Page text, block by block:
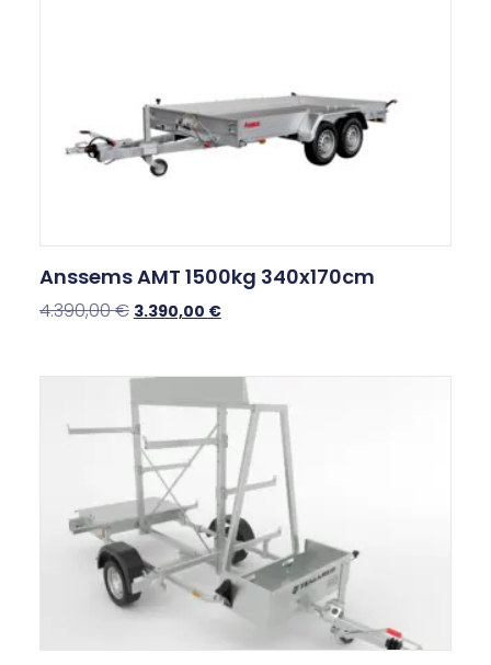
Anssems AMT 1500kg 340x170cm
4.390,00€ 3.390,00 €